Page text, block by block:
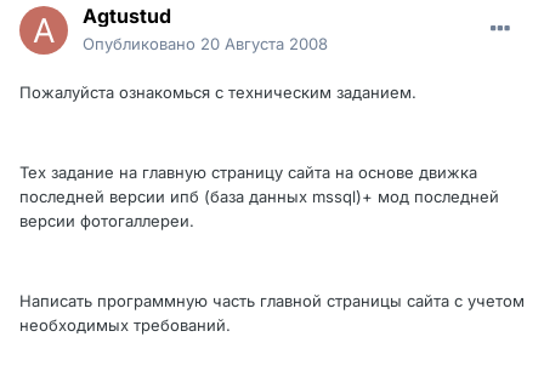
Agtustud
Опубликовано 20 Августа 2008
Пожалуйста ознакомься с техническим заданием.
Тех задание на главную страницу сайта на основе движка
последней версии ипб (база данных mssql)+ мод последней
версии фотогаллереи.
Написать программную часть главной страницы сайта с учетом
необходимых требований.